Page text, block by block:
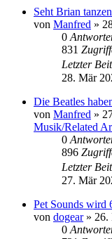
Seht Brian
von Manfred »
0
831
Letzter
28. Mär
Die Beatles
von Manfred »
Musik/Related
0
896
Letzter
27. Mär
Pet Sounds wird
von dogear» 26.
0